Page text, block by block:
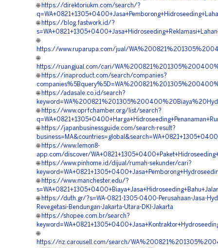
🌐 https://direktoriukm.com/search/?
🌐 https://blog.fastwork.id/?
🌐
https://www.ruparupa.com/jual/
🌐
https://ruangjual.com/cari/
🌐 https://inaproduct.com/search/companies?
🌐 https://adasale.co.id/search?
🌐 https://www.oprfchamber.org/list/search?
🌐 https://japanbusinessguide.com/search-result?
🌐 https://www.lemon8-
app.com/discover/
🌐 https://www.pinhome.id/dijual/rumah-sekunder/cari?
🌐 https://www.manchester.edu/?
🌐 https://duth.gr/?s=WA-0821-1305-0400-Perusahaan-Jasa-
Revegetasi-Bendungan-Jakarta-Utara-DKI-Jakarta
🌐 https://shopee.com.br/search?
🌐
https://nz.carousell.com/search/